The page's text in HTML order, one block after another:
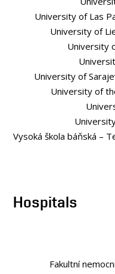
University of Las
University of
University
University of
University of
Vysoká škola báňská –
Hospitals
Fakultní